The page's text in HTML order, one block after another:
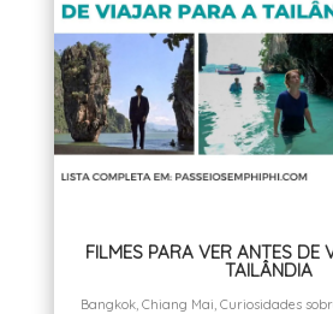
FILMES PARA VER ANTES DE
TAILÂNDIA
Bangkok,Chiang Mai,Curiosidades